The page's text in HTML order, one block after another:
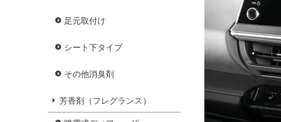
足元取付け
シート下タイプ
その他消臭剤
芳香剤（フレグランス）